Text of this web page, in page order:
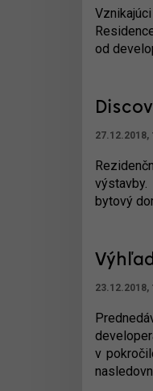
od
27.12.2018,
bytový
23.12.2018,
v